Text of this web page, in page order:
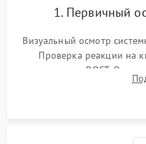
1. Первичный
Визуальный осмотр
Проверка реакции на
сигналов POST.
локализации базовых